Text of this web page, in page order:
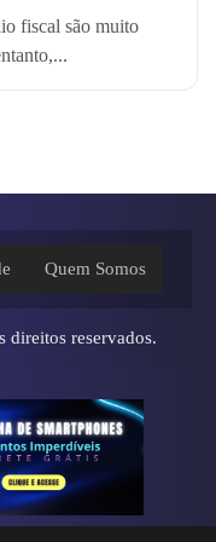
fiscal são muito
Quem Somos
direitos reservados.